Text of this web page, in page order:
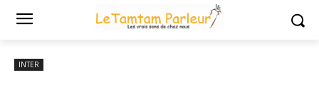
Accueil RDC / Kidnapping de chimpanzés : Une rançon exigée
INTER